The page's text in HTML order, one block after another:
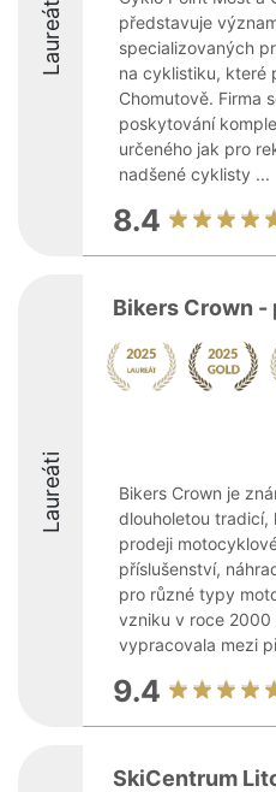
Laureáti
představuje
specializovaných
na cyklistiku, které
Chomutově. Firma
poskytování
určeného jak pro
nadšené cyklisty ...
8.4
Laureáti
Bikers Crown -
Bikers Crown je
dlouholetou tradicí,
prodeji
příslušenství,
pro různé typy
vzniku v roce 2000
vypracovala mezi
9.4
SkiCentrum